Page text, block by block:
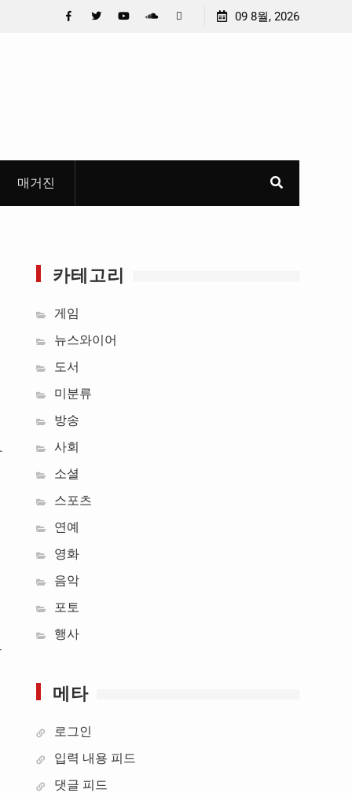
충청 청소년이 만든 U대회 홍보 영상…최종 6편 선정
중요 메
09 8월, 2026
매거진
카테고리
게임
뉴스와이어
도서
미분류
방송
사회
소셜
스포츠
연예
영화
음악
포토
행사
메타
로그인
입력 내용 피드
댓글 피드